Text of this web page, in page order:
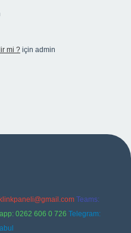
mi ? için admin
Teams:
0262 606 0 726 Telegram: